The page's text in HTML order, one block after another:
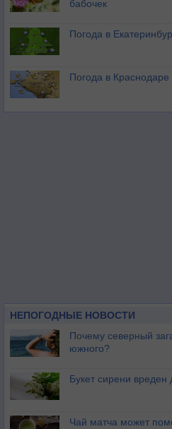
бабочек
Погода в
Погода в Краснодаре
НЕПОГОДНЫЕ НОВОСТИ
Почему северный
южного?
Букет сирени вреден
Чай матча может